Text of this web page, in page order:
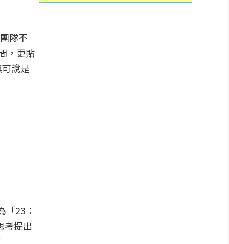
隊不
，更貼
說是
「23：
考提出